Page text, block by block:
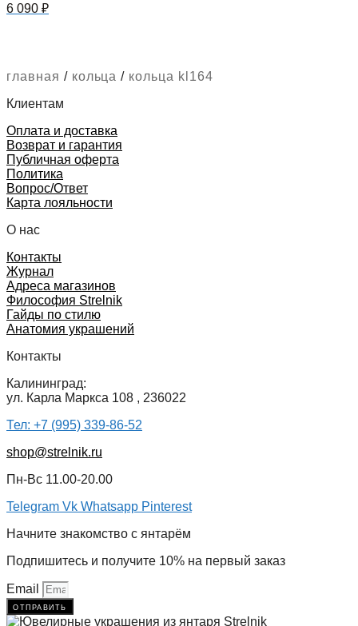
6 090 ₽
главная / кольца / кольца kl164
Клиентам
Оплата и доставка
Возврат и гарантия
Публичная оферта
Политика
Вопрос/Ответ
Карта лояльности
О нас
Контакты
Журнал
Адреса магазинов
Философия Strelnik
Гайды по стилю
Анатомия украшений
Контакты
Калининград:
ул. Карла Маркса 108 , 236022
Тел: +7 (995) 339-86-52
shop@strelnik.ru
Пн-Вс 11.00-20.00
Telegram Vk Whatsapp Pinterest
Начните знакомство с янтарём
Подпишитесь и получите 10% на первый заказ
Email
отправить